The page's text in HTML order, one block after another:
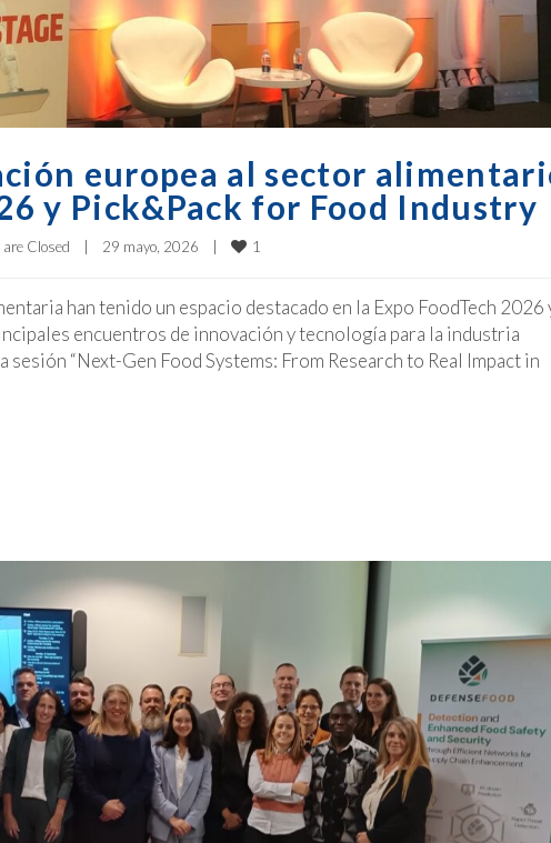
europea al sector
y Pick&Pack for Food Industry
Closed 29 mayo, 2026 1
han tenido un espacio destacado en la Expo FoodTech 2026
encuentros de innovación y tecnología para la industria
“Next-Gen Food Systems: From Research to Real Impact in